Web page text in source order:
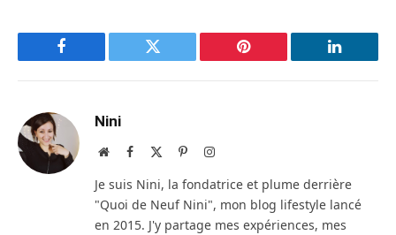
Facebook Twitter Pinterest LinkedIn
Nini
Site Facebook PinterestInstagram
Je suis Nini, la fondatrice et plume derrière
"Quoi de Neuf Nini", mon blog lifestyle lancé
en 2015. J'y partage mes expériences, mes